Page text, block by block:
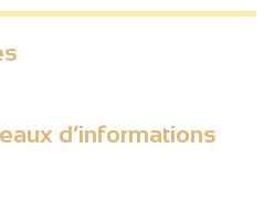
d’informations